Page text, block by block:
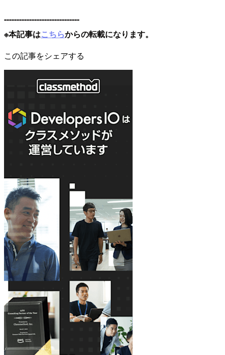
------------------------------
※本記事はこちらからの転載になります。
この記事をシェアする